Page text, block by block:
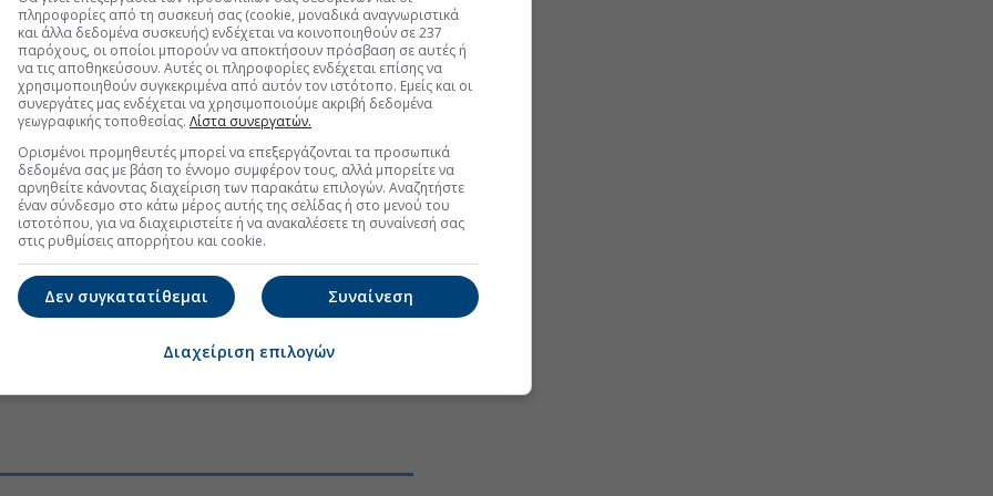
εξελίξεις με την υπογραφη εγκυρότητας του Euro2day.gr
FOLLOW US
Ακολουθήστε τη σελίδα τουEuro2day.grστοLinkedin
η φετινή χρονιά διαγράφεται εξίσου
η πτωτική πορεία των μέσων τιμών, με
η κατηγορία των στεγνωτηρίων.
της επισημαίνει ότι η εταιρεία βρίσκεται σε
ωστόσο να προχωρήσει σε συγκεκριμένες
Μπορεί μια εταιρεία που επενδύει στη
της να αντέξει την πίεση μιας αγοράς που
του «fast fashion»;
πληροφορίες από τη συσκευή σας (cookie, μοναδικά αναγνωριστικά
και άλλα δεδομένα συσκευής) ενδέχεται να κοινοποιηθούν σε 237
παρόχους, οι οποίοι μπορούν να αποκτήσουν πρόσβαση σε αυτές ή
να τις αποθηκεύσουν. Αυτές οι πληροφορίες ενδέχεται επίσης να
χρησιμοποιηθούν συγκεκριμένα από αυτόν τον ιστότοπο. Εμείς και οι
συνεργάτες μας ενδέχεται να χρησιμοποιούμε ακριβή δεδομένα
γεωγραφικής τοποθεσίας. Λίστα συνεργατών.
Ορισμένοι προμηθευτές μπορεί να επεξεργάζονται τα προσωπικά
δεδομένα σας με βάση το έννομο συμφέρον τους, αλλά μπορείτε να
αρνηθείτε κάνοντας διαχείριση των παρακάτω επιλογών. Αναζητήστε
έναν σύνδεσμο στο κάτω μέρος αυτής της σελίδας ή στο μενού του
ιστοτόπου, για να διαχειριστείτε ή να ανακαλέσετε τη συναίνεσή σας
στις ρυθμίσεις απορρήτου και cookie.
Συναίνεση
Δεν συγκατατίθεμαι
Διαχείριση επιλογών